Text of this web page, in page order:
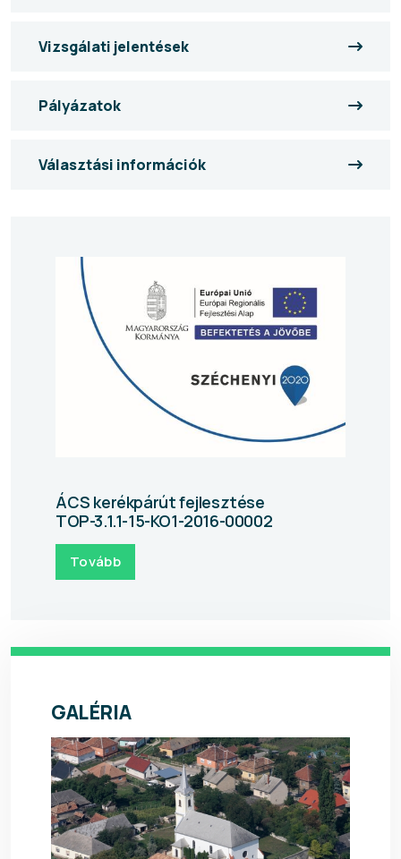
Vizsgálati jelentések
Pályázatok
Választási információk
ÁCS kerékpárút fejlesztése
TOP-3.1.1-15-KO1-2016-00002
Tovább
GALÉRIA